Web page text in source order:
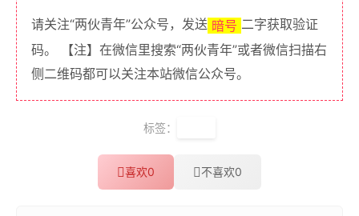
请关注“两伙青年”公众号，发送 暗号 二字获取验证
码。 【注】在微信里搜索“两伙青年”或者微信扫描右
侧二维码都可以关注本站微信公众号。
标签：
喜欢0 不喜欢0